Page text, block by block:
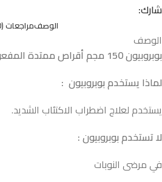
شارك:
الوصفمراجعات (0)
الوصف
بوبروبيون 150 مجم أقراص ممتدة المفعول *
لماذا يستخدم بوبروبيون :
يستخدم لعلاج اضطراب الاكتئاب الشديد.
لا تستخدم بوبروبيون :
في مرضى النوبات